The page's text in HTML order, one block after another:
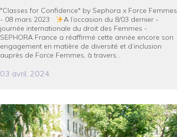
"Classes for Confidence" by Sephora x Force Femmes
- 08 mars 2023
A l’occasion du 8/03 dernier -
journée internationale du droit des Femmes -
SEPHORA France a réaffirmé cette année encore son
engagement en matière de diversité et d’inclusion
auprès de Force Femmes, à travers...
03 avril, 2024